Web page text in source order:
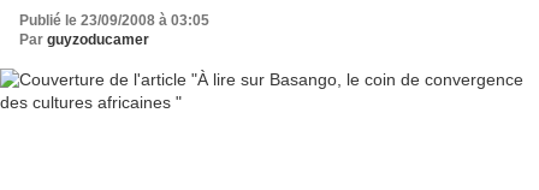
Publié le 23/09/2008 à 03:05
Par guyzoducamer